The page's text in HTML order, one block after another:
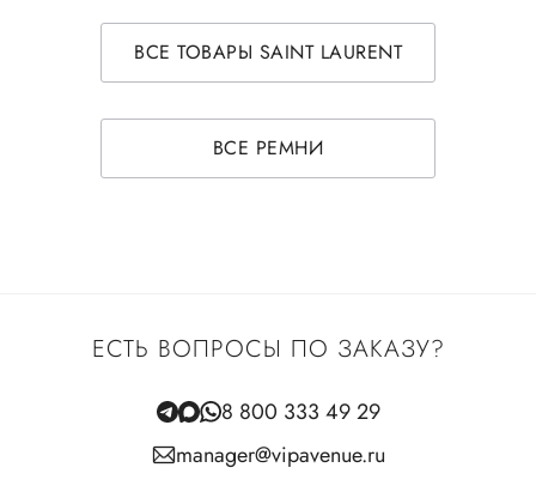
ВСЕ ТОВАРЫ SAINT LAURENT
ВСЕ РЕМНИ
ЕСТЬ ВОПРОСЫ ПО ЗАКАЗУ?
8 800 333 49 29
manager@vipavenue.ru